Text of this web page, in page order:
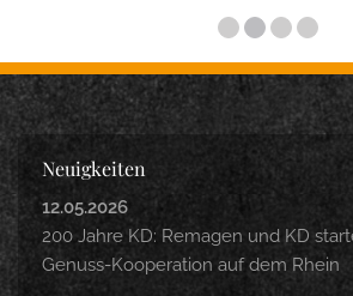
Neuigkeiten
12.05.2026
200 Jahre KD: Remagen und KD
Genuss-Kooperation auf dem Rhein